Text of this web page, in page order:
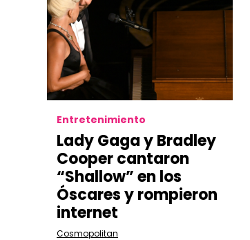
Entretenimiento
Lady Gaga y Bradley
Cooper cantaron
“Shallow” en los
Óscares y rompieron
internet
Cosmopolitan